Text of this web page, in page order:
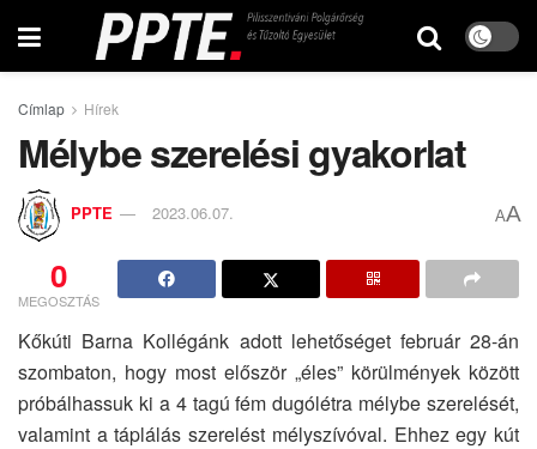
Címlap Hírek
Mélybe szerelési gyakorlat
PPTE 2023.06.07. AA
0
MEGOSZTÁS
Kőkúti Barna Kollégánk adott lehetőséget február 28-án
szombaton, hogy most először „éles” körülmények között
próbálhassuk ki a 4 tagú fém dugólétra mélybe szerelését,
valamint a táplálás szerelést mélyszívóval. Ehhez egy kút